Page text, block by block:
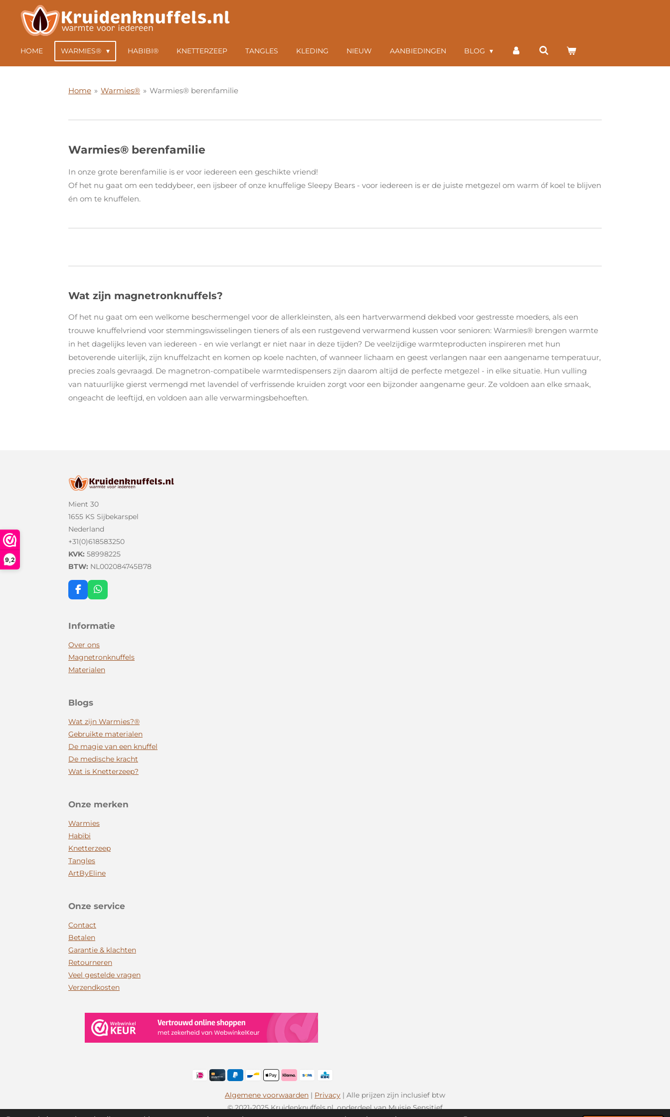
9,2
direct
hoofdinhoud
HOME WARMIES® HABIBI® KNETTERZEEP TANGLES KLEDING NIEUW AANBIEDINGEN BLOG
Home » Warmies® » Warmies® berenfamilie
Warmies® berenfamilie
In onze grote berenfamilie is er voor iedereen een geschikte vriend!
Of het nu gaat om een ​​teddybeer, een ijsbeer of onze knuffelige Sleepy Bears - voor iedereen is er de juiste metgezel om warm óf koel te blijven
én om te knuffelen.
Wat zijn magnetronknuffels?
Of het nu gaat om een ​​welkome beschermengel voor de allerkleinsten, als een hartverwarmend dekbed voor gestresste moeders, als een
trouwe knuffelvriend voor stemmingswisselingen tieners of als een rustgevend verwarmend kussen voor senioren: Warmies® brengen warmte
in het dagelijks leven van iedereen - en wie verlangt er niet naar in deze tijden? De veelzijdige warmteproducten inspireren met hun
betoverende uiterlijk, zijn knuffelzacht en komen op koele nachten, of wanneer lichaam en geest verlangen naar een aangename temperatuur,
precies zoals gevraagd. De magnetron-compatibele warmtedispensers zijn daarom altijd de perfecte metgezel - in elke situatie. Hun vulling
van natuurlijke gierst vermengd met lavendel of verfrissende kruiden zorgt voor een bijzonder aangename geur. Ze voldoen aan elke smaak,
ongeacht de leeftijd, en voldoen aan alle verwarmingsbehoeften.
Mient 30
1655 KS Sijbekarspel
Nederland
+31(0)618583250
KVK: 58998225
BTW: NL002084745B78
F
a
e
b
o
k
W
h
s
p
p
Informatie
Over ons
Magnetronknuffels
Materialen
Blogs
Wat zijn Warmies?®
Gebruikte materialen
De magie van een knuffel
De medische kracht
Wat is Knetterzeep?
Onze merken
Warmies
Habibi
Knetterzeep
Tangles
ArtByEline
Onze service
Contact
Betalen
Garantie & klachten
Retourneren
Veel gestelde vragen
Verzendkosten
Algemene voorwaarden | Privacy | Alle prijzen zijn inclusief btw
© 2021-2025 Kruidenknuffels.nl, onderdeel van Muisje Sensitief